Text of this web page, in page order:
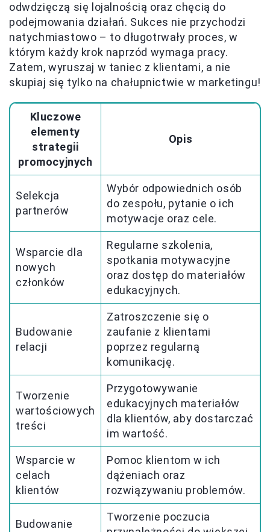
odwdzięczą się lojalnością oraz chęcią do
podejmowania działań. Sukces nie przychodzi
natychmiastowo – to długotrwały proces, w
którym każdy krok naprzód wymaga pracy.
Zatem, wyruszaj w taniec z klientami, a nie
skupiaj się tylko na chałupnictwie w marketingu!
Kluczowe
elementy
strategii
promocyjnych
Opis
Selekcja
partnerów
Wybór odpowiednich osób
do zespołu, pytanie o ich
motywacje oraz cele.
Wsparcie dla
nowych
członków
Regularne szkolenia,
spotkania motywacyjne
oraz dostęp do materiałów
edukacyjnych.
Budowanie
relacji
Zatroszczenie się o
zaufanie z klientami
poprzez regularną
komunikację.
Tworzenie
wartościowych
treści
Przygotowywanie
edukacyjnych materiałów
dla klientów, aby dostarczać
im wartość.
Wsparcie w
celach
klientów
Pomoc klientom w ich
dążeniach oraz
rozwiązywaniu problemów.
Budowanie
Tworzenie poczucia